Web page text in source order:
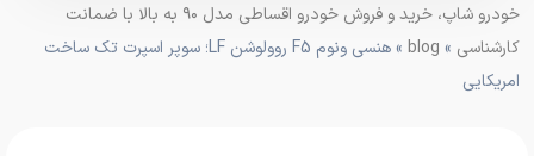
خودرو شاپ، خرید و فروش خودرو اقساطی مدل ۹۰ به بالا با ضمانت
کارشناسی »
blog
» هنسی ونوم F5 روولوشن LF؛ سوپر اسپرت تک ساخت
امریکایی